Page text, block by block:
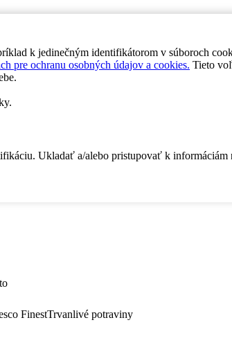
k jedinečným identifikátorom v súboroch
pre ochranu osobných údajov a cookies. Tieto
Ukladať a/alebo pristupovať k informáciám
FinestTrvanlivé potraviny